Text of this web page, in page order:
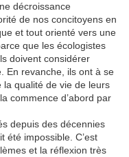
décroissance
de nos concitoyens en
et tout orienté vers une
que les écologistes
doivent considérer
En revanche, ils ont à se
qualité de vie de leurs
commence d’abord par
depuis des décennies
été impossible. C’est
et la réflexion très